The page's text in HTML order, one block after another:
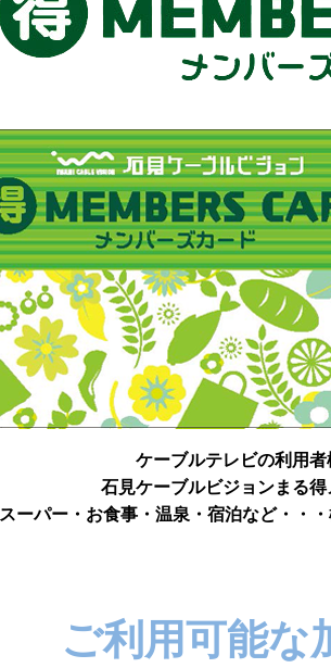
ケーブルテレビの利用
石見ケーブルビジョンまる得
スーパー・お食事・温泉・宿泊など・・
ご利用可能な